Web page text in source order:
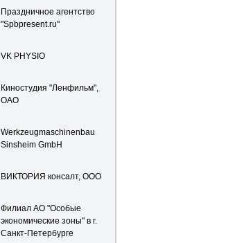
Праздничное агентство
"Spbpresent.ru"
VK PHYSIO
Киностудия "Ленфильм",
ОАО
Werkzeugmaschinenbau
Sinsheim GmbH
ВИКТОРИЯ консалт, ООО
Филиал АО "Особые
экономические зоны" в г.
Санкт-Петербурге